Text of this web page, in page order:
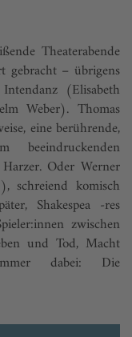
Theaterabende
gebracht – übrigens
(Elisabeth
Weber). Thomas
eine berührende,
beeindruckenden
Oder Werner
schreiend komisch
Shakespea -res
zwischen
und Tod, Macht
dabei: Die